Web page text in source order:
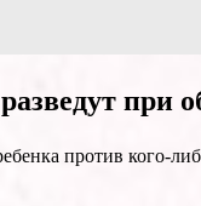
при
против кого-